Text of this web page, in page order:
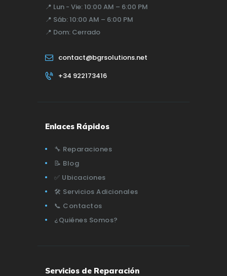
📍 Lun - Vie: 10:00 AM – 6:00 PM
📍 Sáb: 10:00 AM – 6:00 PM
📍 Dom: Cerrado
contact@bgrsolutions.net
+34 922173416
Enlaces Rápidos
🔧 Reparaciones
📝 Blog
✅ Ubicaciones
🛠️ Servicios Adicionales
📞 Contactos
¿Quiénes Somos?
Servicios de Reparación